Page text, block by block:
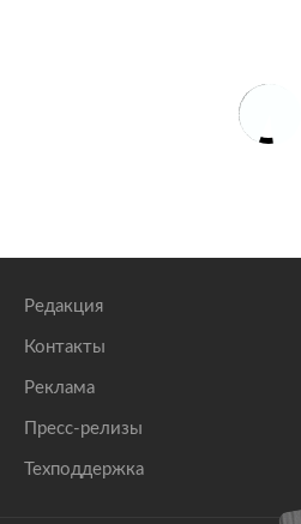
Редакция
Контакты
Реклама
Пресс-релизы
Техподдержка